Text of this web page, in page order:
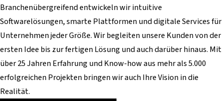
Branchenübergreifend entwickeln wir intuitive
Softwarelösungen, smarte Plattformen und digitale Services für
Unternehmen jeder Größe. Wir begleiten unsere Kunden von der
ersten Idee bis zur fertigen Lösung und auch darüber hinaus. Mit
über 25 Jahren Erfahrung und Know-how aus mehr als 5.000
erfolgreichen Projekten bringen wir auch Ihre Vision in die
Realität.